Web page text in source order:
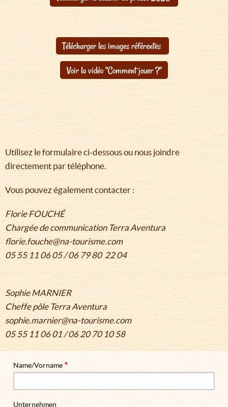
Télécharger les images référentes
Voir la vidéo "Comment jouer ?"
Utilisez le formulaire ci-dessous ou nous joindre
directement par téléphone.
Vous pouvez également contacter :
Florie FOUCHÉ
Chargée de communication Terra Aventura
florie.fouche@na-tourisme.com
05 55 11 06 05 / 06 79 80 22 04
Sophie MARNIER
Cheffe pôle Terra Aventura
sophie.marnier@na-tourisme.com
05 55 11 06 01 / 06 20 70 10 58
Name/Vorname
Unternehmen